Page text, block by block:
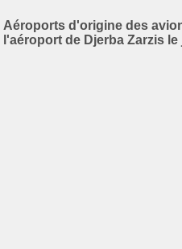
Aéroports d'origine des
l'aéroport de Djerba Zarzis